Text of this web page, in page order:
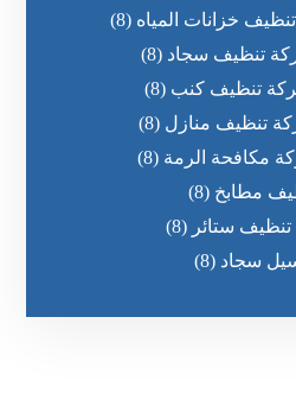
خزانات المياه (8)
تنظيف سجاد (8)
تنظيف كنب (8)
تنظيف منازل (8)
مكافحة الرمة (8)
مطابخ (8)
ستائر (8)
سجاد (8)